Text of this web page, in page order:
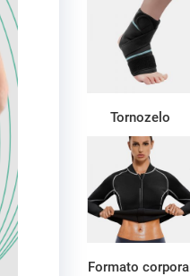
Tornozelo
Formato corporal